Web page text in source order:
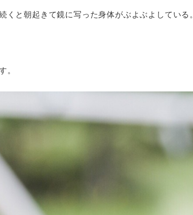
と朝起きて鏡に写った身体がぶよぶよしている。